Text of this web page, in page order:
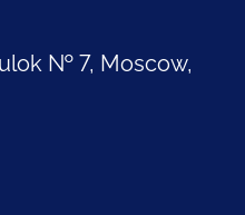
№ 7, Moscow,